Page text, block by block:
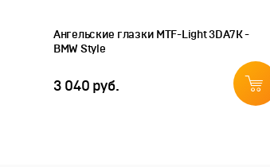
Ангельские глазки MTF-Light 3DA7K -
BMW Style
3 040 руб.